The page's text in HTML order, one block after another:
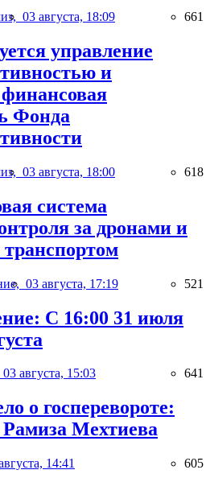
03 августа, 18:09 661
управление
и
Фонда
03 августа, 18:00 618
система
за дронами и
03 августа, 17:19 521
С 16:00 31 июля
03 августа, 15:03 641
о госперевороте:
Мехтиева
14:41 605